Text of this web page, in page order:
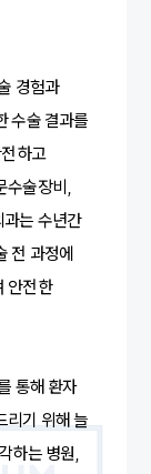
경험과
수술 결과를
하고
수술장비,
는 수년간
전 과정에
안전한
통해 환자
리기 위해 늘
하는 병원,